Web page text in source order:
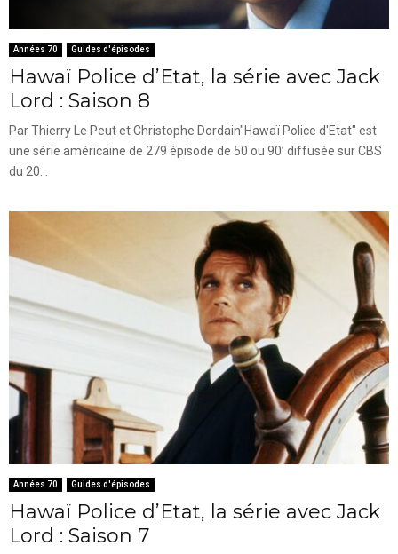
Années 70 Guides d'épisodes
Hawaï Police d’Etat, la série avec Jack
Lord : Saison 8
Par Thierry Le Peut et Christophe Dordain"Hawaï Police d'Etat" est
une série américaine de 279 épisode de 50 ou 90’ diffusée sur CBS
du 20...
Années 70 Guides d'épisodes
Hawaï Police d’Etat, la série avec Jack
Lord : Saison 7